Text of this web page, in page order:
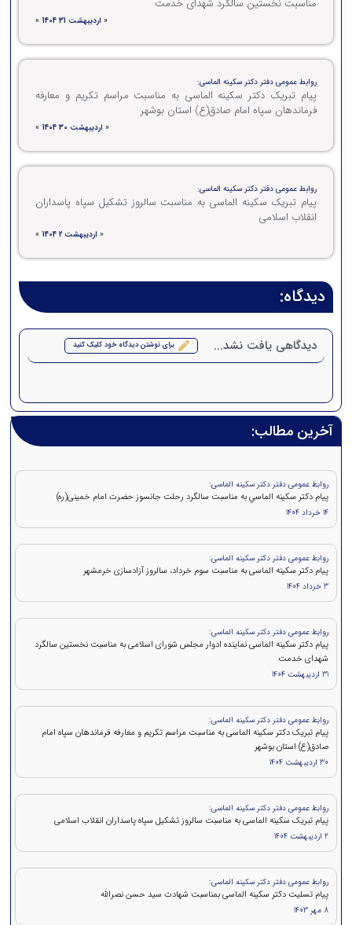
مناسبت نخستین سالگرد شهدای خدمت
« اردیبهشت 31 1404 »
روابط عمومی دفتر دکتر سکینه الماسی:
پیام تبریک دکتر سکینه الماسی به مناسبت مراسم تکریم و معارفه
فرماندهان سپاه امام صادق(ع) استان بوشهر
« اردیبهشت 30 1404 »
روابط عمومی دفتر دکتر سکینه الماسی:
پیام تبریک سکینه الماسی به مناسبت سالروز تشکیل سپاه پاسداران
انقلاب اسلامی
« اردیبهشت 2 1404 »
دیدگاه:
دیدگاهی یافت نشد... برای نوشتن دیدگاه خود کلیک کنید
آخرین مطالب:
روابط عمومی دفتر دکتر سکینه الماسی:
پيام دکتر سكينه الماسي به مناسبت سالگرد رحلت جانسوز حضرت امام خمينی(ره)
14 خرداد 1404
روابط عمومی دفتر دکتر سکینه الماسی:
پیام دکتر سکینه الماسی به مناسبت سوم خرداد، سالروز آزادسازی خرمشهر
3 خرداد 1404
روابط عمومی دفتر دکتر سکینه الماسی:
پیام دکتر سکینه الماسی نماینده ادوار مجلس شورای اسلامی به مناسبت نخستین سالگرد
شهدای خدمت
31 اردیبهشت 1404
روابط عمومی دفتر دکتر سکینه الماسی:
پیام تبریک دکتر سکینه الماسی به مناسبت مراسم تکریم و معارفه فرماندهان سپاه امام
صادق(ع) استان بوشهر
30 اردیبهشت 1404
روابط عمومی دفتر دکتر سکینه الماسی:
پیام تبریک سکینه الماسی به مناسبت سالروز تشکیل سپاه پاسداران انقلاب اسلامی
2 اردیبهشت 1404
روابط عمومی دفتر دکتر سکینه الماسی:
پيام تسلیت دکتر سکینه الماسی بمناسبت شهادت سید حسن نصرالله
8 مهر 1403